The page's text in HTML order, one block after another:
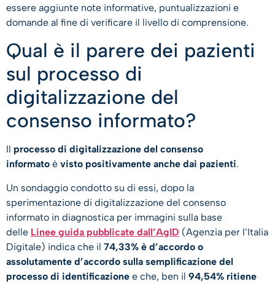
essere aggiunte note informative, puntualizzazioni e
domande al fine di verificare il livello di comprensione.
Qual è il parere dei pazienti
sul processo di
digitalizzazione del
consenso informato?​
Il processo di digitalizzazione del consenso
informato è visto positivamente anche dai pazienti.
Un sondaggio condotto su di essi, dopo la
sperimentazione di digitalizzazione del consenso
informato in diagnostica per immagini sulla base
delle Linee guida pubblicate dall’AgID (Agenzia per l’Italia
Digitale) indica che il 74,33% è d’accordo o
assolutamente d’accordo sulla semplificazione del
processo di identificazione e che, ben il 94,54% ritiene